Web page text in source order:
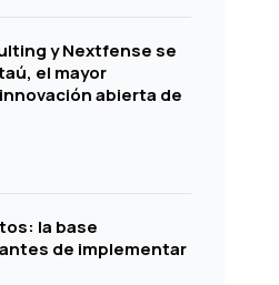
y Nextfense se
el mayor
abierta de
la base
de implementar